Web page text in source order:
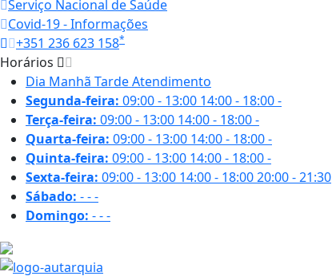
Serviço Nacional de Saúde
Covid-19 - Informações
+351 236 623 158*
Horários
Dia Manhã TardeAtendimento
Segunda-feira: 09:00 - 13:00 14:00 - 18:00-
Terça-feira: 09:00 - 13:00 14:00 - 18:00-
Quarta-feira: 09:00 - 13:00 14:00 - 18:00-
Quinta-feira: 09:00 - 13:00 14:00 - 18:00-
Sexta-feira: 09:00 - 13:00 14:00 - 18:0020:00 - 21:30
Sábado: ---
Domingo: ---